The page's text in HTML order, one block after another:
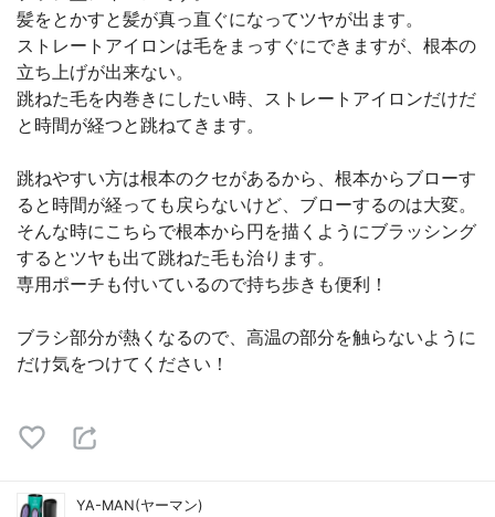
髪をとかすと髪が真っ直ぐになってツヤが出ます。
ストレートアイロンは毛をまっすぐにできますが、根本の
立ち上げが出来ない。
跳ねた毛を内巻きにしたい時、ストレートアイロンだけだ
と時間が経つと跳ねてきます。
跳ねやすい方は根本のクセがあるから、根本からブローす
ると時間が経っても戻らないけど、ブローするのは大変。
そんな時にこちらで根本から円を描くようにブラッシング
するとツヤも出て跳ねた毛も治ります。
専用ポーチも付いているので持ち歩きも便利！
ブラシ部分が熱くなるので、高温の部分を触らないように
だけ気をつけてください！
YA-MAN(ヤーマン)